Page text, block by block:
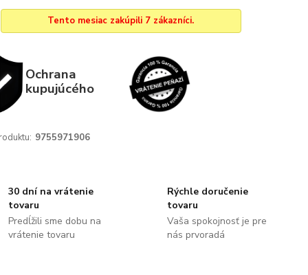
Tento mesiac zakúpili 7 zákazníci.
Ochrana
kupujúcého
9755971906
30 dní na vrátenie
tovaru
Predĺžili sme dobu na
vrátenie tovaru
Rýchle doručenie
tovaru
Vaša spokojnosť je pre
nás prvoradá